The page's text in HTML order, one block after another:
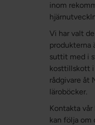
inom
Vi har valt
produkterna
suttit med i
kosttillskott i
rådgivare åt
läroböcker.
Kontakta
kan följa om